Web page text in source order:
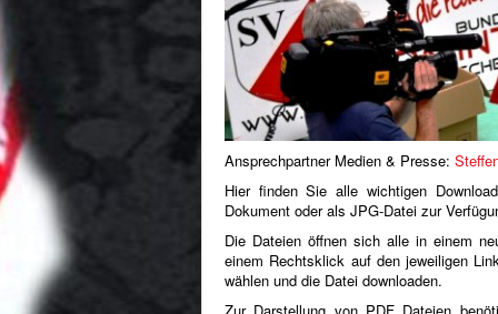
Aufnahmeantrag
Saisonmagazin
Satzung
Formulare (Übungsleiterabrechnung,
Logos und Grafiken